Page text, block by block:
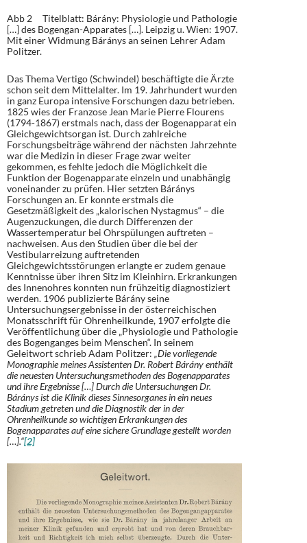
Abb 2 Titelblatt: Bárány: Physiologie und Pathologie
[…] des Bogengan-Apparates […]. Leipzig u. Wien: 1907.
Mit einer Widmung Báránys an seinen Lehrer Adam
Politzer.
Das Thema Vertigo (Schwindel) beschäftigte die Ärzte
schon seit dem Mittelalter. Im 19. Jahrhundert wurden
in ganz Europa intensive Forschungen dazu betrieben.
1825 wies der Franzose Jean Marie Pierre Flourens
(1794-1867) erstmals nach, dass der Bogenapparat ein
Gleichgewichtsorgan ist. Durch zahlreiche
Forschungsbeiträge während der nächsten Jahrzehnte
war die Medizin in dieser Frage zwar weiter
gekommen, es fehlte jedoch die Möglichkeit die
Funktion der Bogenapparate einzeln und unabhängig
voneinander zu prüfen. Hier setzten Báránys
Forschungen an. Er konnte erstmals die
Gesetzmäßigkeit des „kalorischen Nystagmus“ – die
Augenzuckungen, die durch Differenzen der
Wassertemperatur bei Ohrspülungen auftreten –
nachweisen. Aus den Studien über die bei der
Vestibularreizung auftretenden
Gleichgewichtsstörungen erlangte er zudem genaue
Kenntnisse über ihren Sitz im Kleinhirn. Erkrankungen
des Innenohres konnten nun frühzeitig diagnostiziert
werden. 1906 publizierte Bárány seine
Untersuchungsergebnisse in der österreichischen
Monatsschrift für Ohrenheilkunde, 1907 erfolgte die
Veröffentlichung über die „Physiologie und Pathologie
des Bogenganges beim Menschen“. In seinem
Geleitwort schrieb Adam Politzer: „Die vorliegende
Monographie meines Assistenten Dr. Robert Bárány enthält
die neuesten Untersuchungsmethoden des Bogenapparates
und ihre Ergebnisse […] Durch die Untersuchungen Dr.
Báránys ist die Klinik dieses Sinnesorganes in ein neues
Stadium getreten und die Diagnostik der in der
Ohrenheilkunde so wichtigen Erkrankungen des
Bogenapparates auf eine sichere Grundlage gestellt worden
[…].“[2]